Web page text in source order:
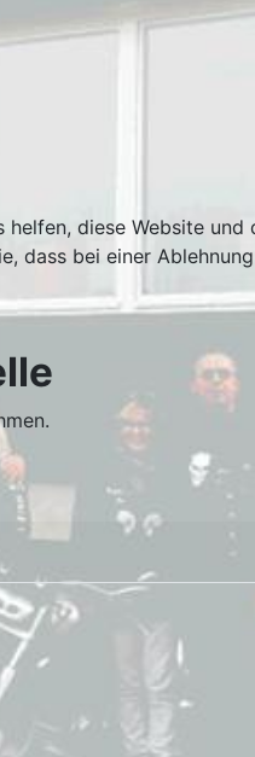
diese Website
dass bei einer